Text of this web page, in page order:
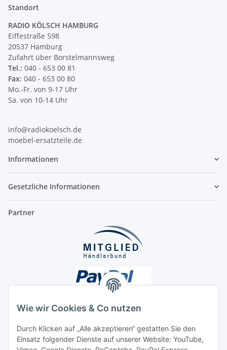
Wie wir Cookies & Co nutzen
Durch Klicken auf „Alle akzeptieren“ gestatten Sie den
Einsatz folgender Dienste auf unserer Website: YouTube,
Standort
RADIO KÖLSCH HAMBURG
Eiffestraße 598
20537 Hamburg
Zufahrt über Borstelmannsweg
Tel.: 040 - 653 00 81
Fax: 040 - 653 00 80
Mo.-Fr. von 9-17 Uhr
Sa. von 10-14 Uhr
info@radiokoelsch.de
moebel-ersatzteile.de
Informationen
Gesetzliche Informationen
Partner
Unsere Seiten